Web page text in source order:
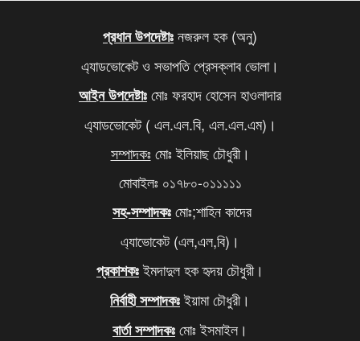
মেজর হাফিজের দ্বিগুণ তার স্ত্রীর সম্পদ
খালেদা জিয়ার সমাধিতে শ্রদ্ধা জানাতে আজও মানুষের ঢল
আবারও বাড়ল এলপি গ্যাসের দাম
দিল্লিতে থাকা আপনার বোনকে বাংলাদেশে ফেরত পাঠান,
মোদিকে ওয়াইসির কড়া হুঁশিয়ারি
প্রধান উপদেষ্টাঃনজরুল হক (অনু)
এ্যাডভোকেট ও সভাপতি প্রেসক্লাব ভোলা।
আইন উপদেষ্টাঃমোঃ ফরহাদ হোসেন হাওলাদার
এ্যাডভোকেট ( এল.এল.বি, এল.এল.এম)।
সম্পাদকঃ মোঃ ইলিয়াছ চৌধুরী।
মোবাইলঃ ০১৭৮০-০১১১১১
সহ-সম্পাদকঃমোঃ;শাহিন কাদের
এ্যাভোকেট (এল,এল,বি)।
প্রকাশকঃইমদাদুল হক হৃদয় চৌধুরী।
নির্বাহী সম্পাদকঃইয়ামা চৌধুরী।
বার্তা সম্পাদকঃমোঃ ইসমাইল।